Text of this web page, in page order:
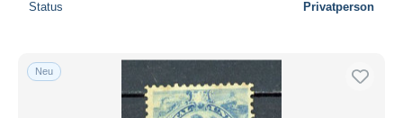
Status Privatperson
Neu